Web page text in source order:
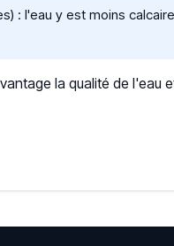
: l'eau y est moins
la qualité de l'eau